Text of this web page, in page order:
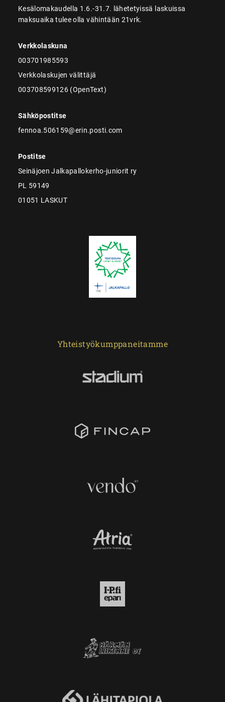
Kesälomakaudella 1.6.-31.7. lähetetyissä laskuissa
maksuaika tulee olla vähintään 21vrk.
Verkkolaskuna
003701985593
Verkkolaskujen välittäjä
003708599126 (OpenText)
Sähköpostitse
fennoa.506159@erin.posti.com
Postitse
Seinäjoen Jalkapallokerho-juniorit ry
PL 59149
01051 LASKUT
Yhteistyökumppaneitamme